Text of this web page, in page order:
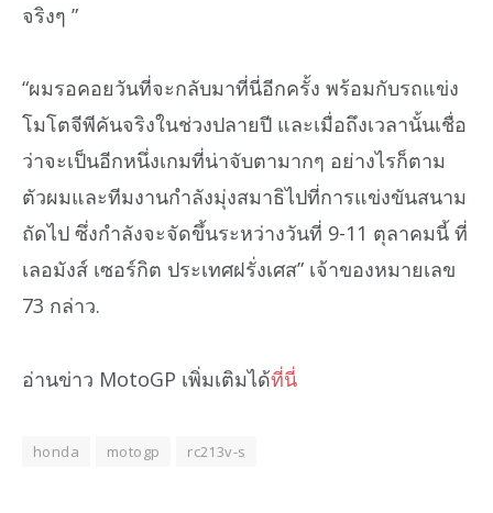
จริงๆ ”
“ผมรอคอยวันที่จะกลับมาที่นี่อีกครั้ง พร้อมกับรถแข่ง
โมโตจีพีคันจริงในช่วงปลายปี และเมื่อถึงเวลานั้นเชื่อ
ว่าจะเป็นอีกหนึ่งเกมที่น่าจับตามากๆ อย่างไรก็ตาม
ตัวผมและทีมงานกำลังมุ่งสมาธิไปที่การแข่งขันสนาม
ถัดไป ซึ่งกำลังจะจัดขึ้นระหว่างวันที่ 9-11 ตุลาคมนี้ ที่
เลอมังส์ เซอร์กิต ประเทศฝรั่งเศส” เจ้าของหมายเลข
73 กล่าว.
อ่านข่าว MotoGP เพิ่มเติมได้ที่นี่
honda motogp rc213v-s